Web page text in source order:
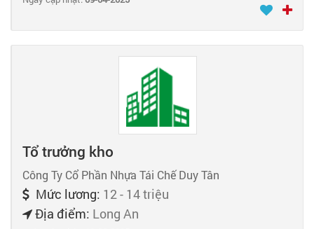
Tổ trưởng kho
Công Ty Cổ Phần Nhựa Tái Chế Duy Tân
Mức lương: 12 - 14 triệu
Địa điểm: Long An